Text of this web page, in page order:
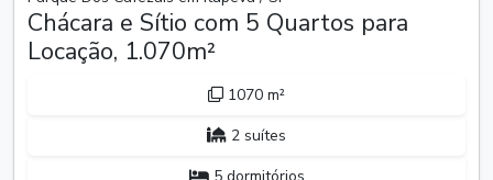
Chácara e Sítio com 5 Quartos para
Locação, 1.070m²
1070 m²
2 suítes